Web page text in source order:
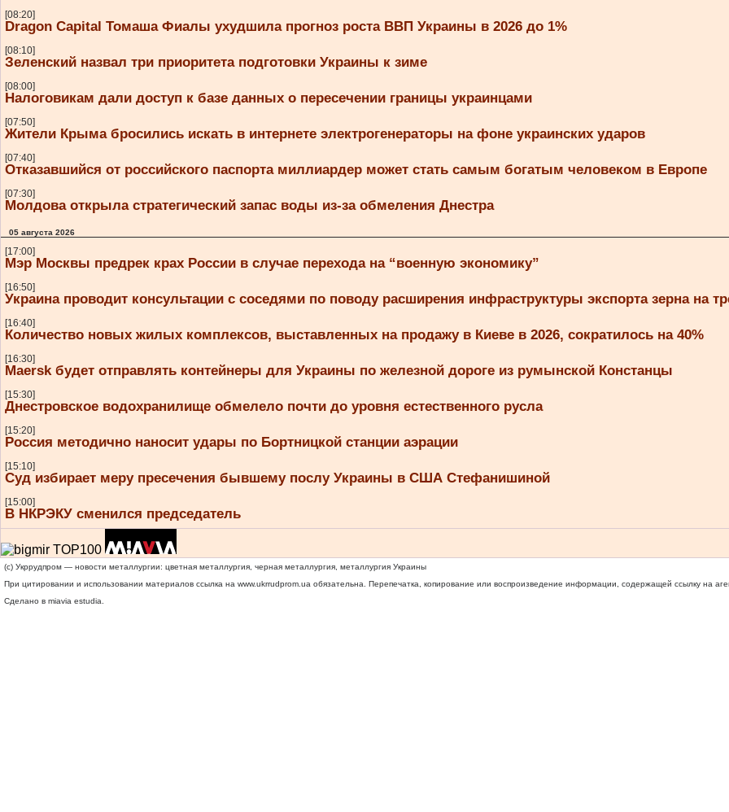
[08:20]
Dragon Capital Томаша Фиалы ухудшила прогноз роста ВВП Украины в 2026 до 1%
[08:10]
Зеленский назвал три приоритета подготовки Украины к зиме
[08:00]
Налоговикам дали доступ к базе данных о пересечении границы украинцами
[07:50]
Жители Крыма бросились искать в интернете электрогенераторы на фоне украинских ударов
[07:40]
Отказавшийся от российского паспорта миллиардер может стать самым богатым человеком в Европе
[07:30]
Молдова открыла стратегический запас воды из-за обмеления Днестра
05 августа 2026
[17:00]
Мэр Москвы предрек крах России в случае перехода на “военную экономику”
[16:50]
Украина проводит консультации с соседями по поводу расширения инфраструктуры экспорта зерна на
[16:40]
Количество новых жилых комплексов, выставленных на продажу в Киеве в 2026, сократилось на 40%
[16:30]
Maersk будет отправлять контейнеры для Украины по железной дороге из румынской Констанцы
[15:30]
Днестровское водохранилище обмелело почти до уровня естественного русла
[15:20]
Россия методично наносит удары по Бортницкой станции аэрации
[15:10]
Суд избирает меру пресечения бывшему послу Украины в США Стефанишиной
[15:00]
В НКРЭКУ сменился председатель
(c) Укррудпром — новости металлургии: цветная металлургия, черная металлургия, металлургия Украины
При цитировании и использовании материалов ссылка на www.ukrrudprom.ua обязательна. Перепечатка, копирование или воспроизведение информации, содержащей ссылку на
Сделано в miavia estudia.